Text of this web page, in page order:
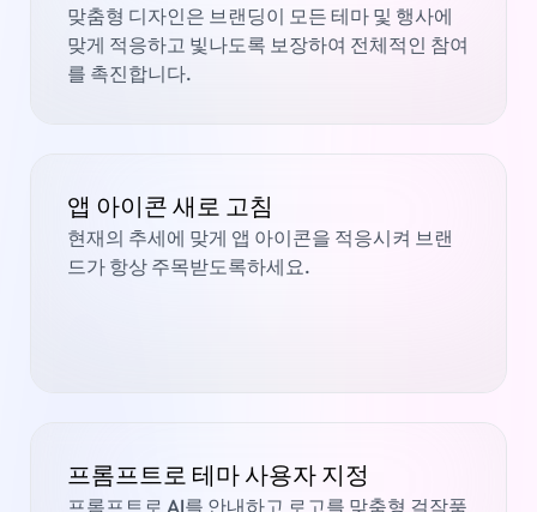
맞춤형 디자인은 브랜딩이 모든 테마 및 행사에
맞게 적응하고 빛나도록 보장하여 전체적인 참여
를 촉진합니다.
앱 아이콘 새로 고침
현재의 추세에 맞게 앱 아이콘을 적응시켜 브랜
드가 항상 주목받도록하세요.
프롬프트로 테마 사용자 지정
프롬프트로 AI를 안내하고 로고를 맞춤형 걸작품